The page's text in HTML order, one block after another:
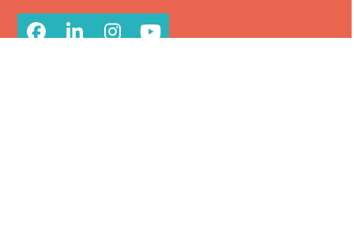
Facebook
LinkedInInstagram
YouTube